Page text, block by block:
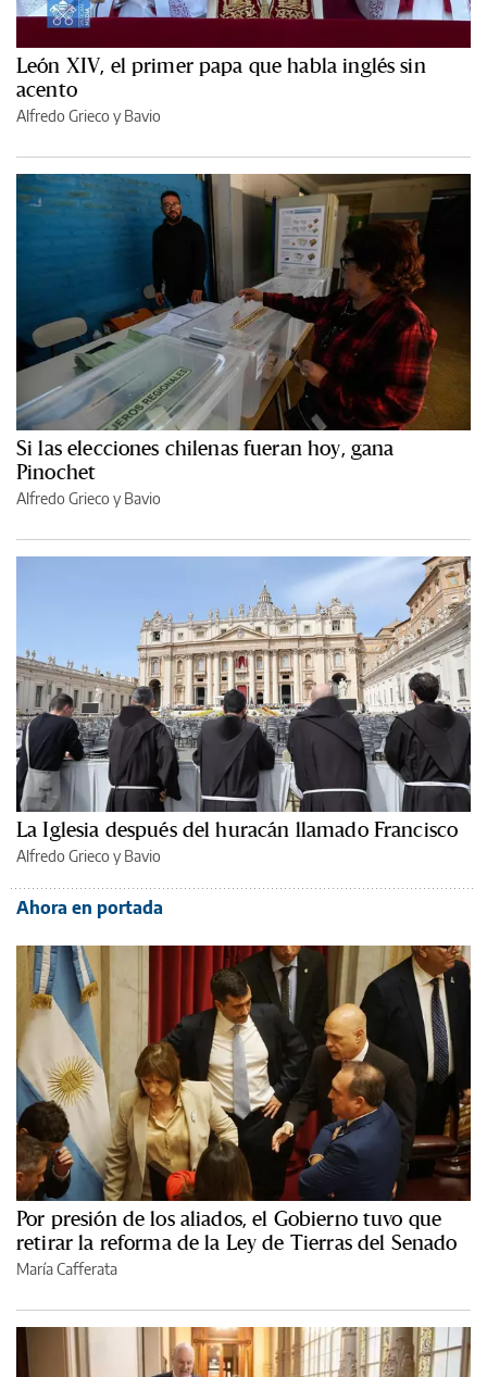
León XIV, el primer papa que habla inglés sin
acento
Alfredo Grieco y Bavio
Si las elecciones chilenas fueran hoy, gana
Pinochet
Alfredo Grieco y Bavio
La Iglesia después del huracán llamado Francisco
Alfredo Grieco y Bavio
Ahora en portada
Por presión de los aliados, el Gobierno tuvo que
retirar la reforma de la Ley de Tierras del Senado
María Cafferata